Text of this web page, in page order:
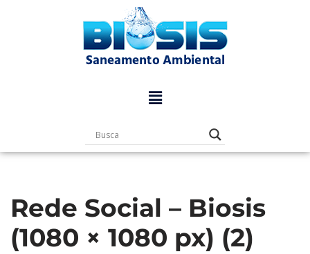
Rede Social – Biosis
(1080 × 1080 px) (2)